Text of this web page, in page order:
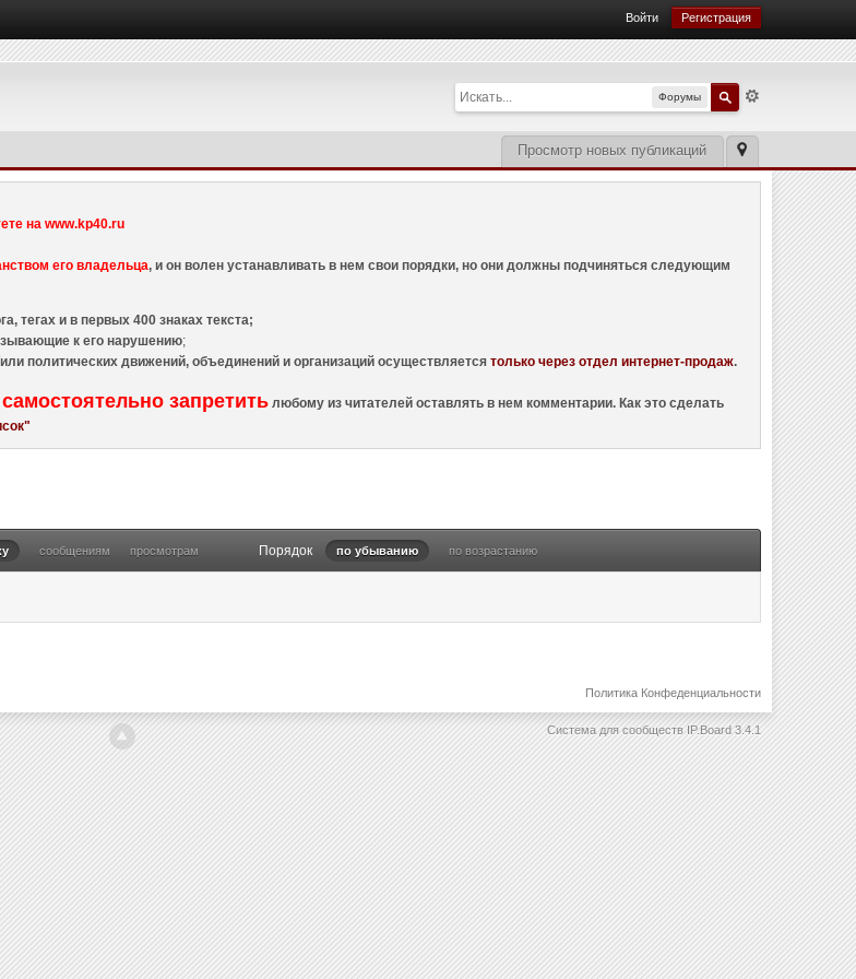
Войти Регистрация
Форумы
Просмотр новых публикаций
на www.kp40.ru
его владельца, и он волен устанавливать в нем свои порядки, но они должны подчиняться следующим
тегах и в первых 400 знаках текста;
к его нарушению;
политических движений, объединений и организаций осуществляетсятолько через отдел интернет-продаж.
самостоятельно запретить любому из читателей оставлять в нем комментарии. Как это сделать
сообщениям просмотрам Порядок по убыванию по возрастанию
Политика Конфеденциальности
Система для сообществ IP.Board 3.4.1